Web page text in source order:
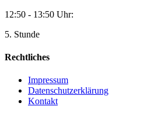
12:50 - 13:50 Uhr:
5. Stunde
Rechtliches
Impressum
Datenschutzerklärung
Kontakt